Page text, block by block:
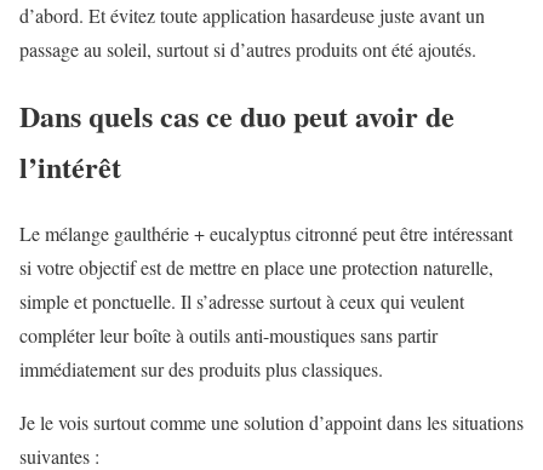
d’abord. Et évitez toute application hasardeuse juste avant un
passage au soleil, surtout si d’autres produits ont été ajoutés.
Dans quels cas ce duo peut avoir de
l’intérêt
Le mélange gaulthérie + eucalyptus citronné peut être intéressant
si votre objectif est de mettre en place une protection naturelle,
simple et ponctuelle. Il s’adresse surtout à ceux qui veulent
compléter leur boîte à outils anti-moustiques sans partir
immédiatement sur des produits plus classiques.
Je le vois surtout comme une solution d’appoint dans les situations
suivantes :